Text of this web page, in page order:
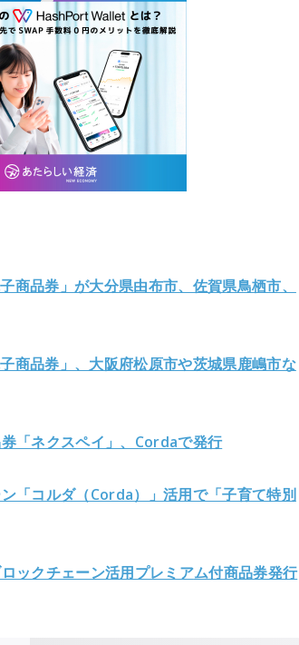
商品券」が大分県由布市、佐賀県鳥栖市、
商品券」、大阪府松原市や茨城県鹿嶋市な
「ネクスペイ」、Cordaで発行
「コルダ（Corda）」活用で「子育て特別
ックチェーン活用プレミアム付商品券発行